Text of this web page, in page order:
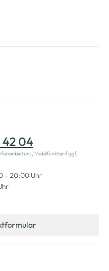
42 04
Mobilfunktarif ggf.
– 20:00 Uhr